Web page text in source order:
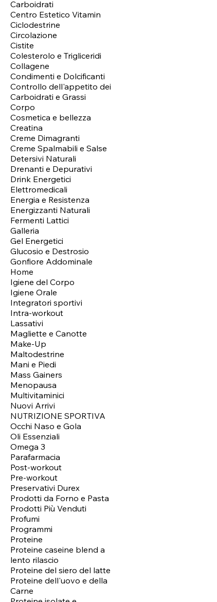
Carboidrati
Centro Estetico Vitamin
Ciclodestrine
Circolazione
Cistite
Colesterolo e Trigliceridi
Collagene
Condimenti e Dolcificanti
Controllo dell'appetito dei
Carboidrati e Grassi
Corpo
Cosmetica e bellezza
Creatina
Creme Dimagranti
Creme Spalmabili e Salse
Detersivi Naturali
Drenanti e Depurativi
Drink Energetici
Elettromedicali
Energia e Resistenza
Energizzanti Naturali
Fermenti Lattici
Galleria
Gel Energetici
Glucosio e Destrosio
Gonfiore Addominale
Home
Igiene del Corpo
Igiene Orale
Integratori sportivi
Intra-workout
Lassativi
Magliette e Canotte
Make-Up
Maltodestrine
Mani e Piedi
Mass Gainers
Menopausa
Multivitaminici
Nuovi Arrivi
NUTRIZIONE SPORTIVA
Occhi Naso e Gola
Oli Essenziali
Omega 3
Parafarmacia
Post-workout
Pre-workout
Preservativi Durex
Prodotti da Forno e Pasta
Prodotti Più Venduti
Profumi
Programmi
Proteine
Proteine caseine blend a
lento rilascio
Proteine del siero del latte
Proteine dell'uovo e della
Carne